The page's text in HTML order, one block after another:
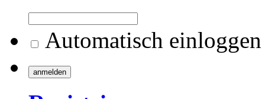
Automatisch einloggen